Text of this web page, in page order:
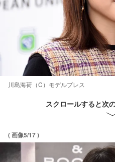
川島海荷（C）モデルプレス
スクロールすると次
( 画像5/17 )